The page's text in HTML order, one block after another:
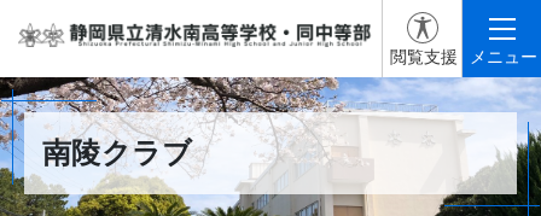
閲覧支援 メニュー
南陵クラブ